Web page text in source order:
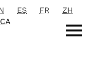
ES FR
ZH